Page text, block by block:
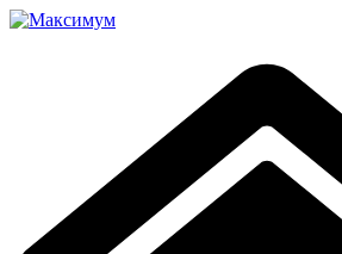
Перейти